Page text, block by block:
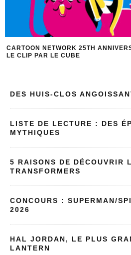
: QUEL PERSO
DES HUIS-CLOS
LISTE DE LECTURE : DES
MYTHIQUES
5 RAISONS DE DÉCOUVRIR
TRANSFORMERS
CONCOURS : SUPERMAN/
2026
HAL JORDAN, LE PLUS
LANTERN